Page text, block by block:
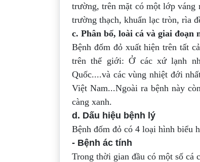
trường, trên mặt có một lớp váng
trường thạch, khuẩn lạc tròn, rìa
c. Phân bố, loài cá và giai đoạn
Bệnh đốm đỏ xuất hiện trên tất
trên thế giới: Ở các xứ lạnh
Quốc....và các vùng nhiệt đới
Việt Nam...Ngoài ra bệnh này
càng xanh.
d. Dấu hiệu bệnh lý
Bệnh đốm đỏ có 4 loại hình biểu
- Bệnh ác tính
Trong thời gian đầu có một số cá